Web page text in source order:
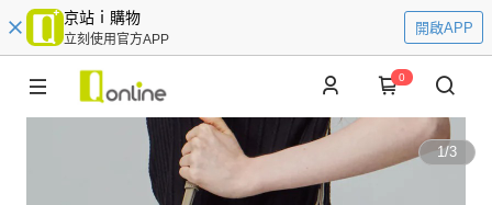
京站ｉ購物
立刻使用官方APP
開啟APP
0
1/3